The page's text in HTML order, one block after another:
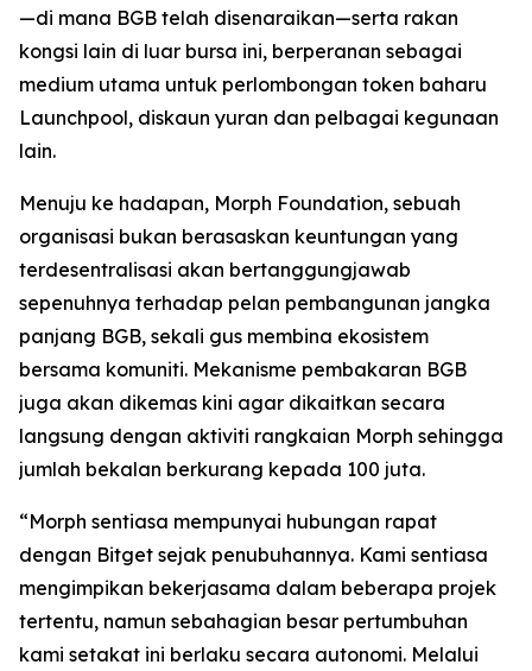
—di mana BGB telah disenaraikan—serta rakan
kongsi lain di luar bursa ini, berperanan sebagai
medium utama untuk perlombongan token baharu
Launchpool, diskaun yuran dan pelbagai kegunaan
lain.
Menuju ke hadapan, Morph Foundation, sebuah
organisasi bukan berasaskan keuntungan yang
terdesentralisasi akan bertanggungjawab
sepenuhnya terhadap pelan pembangunan jangka
panjang BGB, sekali gus membina ekosistem
bersama komuniti. Mekanisme pembakaran BGB
juga akan dikemas kini agar dikaitkan secara
langsung dengan aktiviti rangkaian Morph sehingga
jumlah bekalan berkurang kepada 100 juta.
“Morph sentiasa mempunyai hubungan rapat
dengan Bitget sejak penubuhannya. Kami sentiasa
mengimpikan bekerjasama dalam beberapa projek
tertentu, namun sebahagian besar pertumbuhan
kami setakat ini berlaku secara autonomi. Melalui